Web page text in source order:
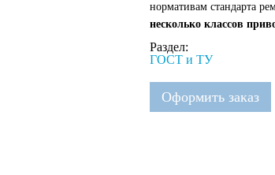
нормативам стандарта
несколько классов п
Раздел:
ГОСТ и ТУ
Оформить заказ